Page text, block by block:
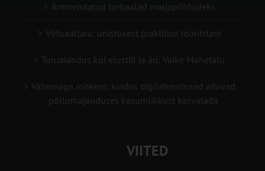
Ammendatud turbaalad marjapõldudeks
Virtuaaltara: unistusest praktilise tööriistani
Turuaiandus kui elustiil ja äri: Väike Mahetalu
Vähemaga rohkem: kuidas digilahendused aitavad
põllumajanduses kasumlikkust kasvatada
VIITED